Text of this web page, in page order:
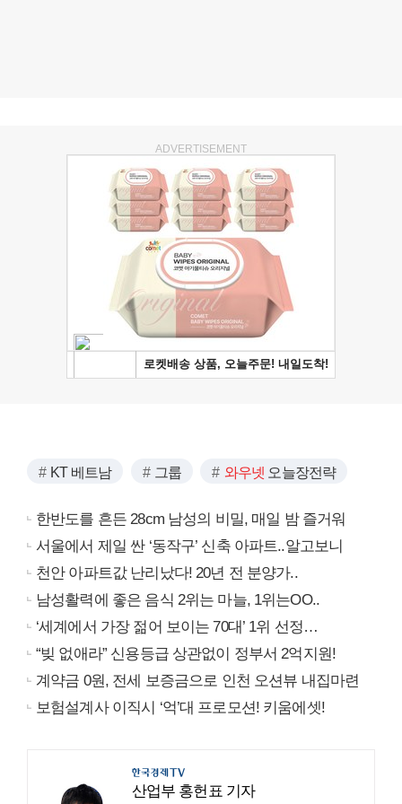
ADVERTISEMENT
KT 베트남 그룹 와우넷 오늘장전략
한반도를 흔든 28cm 남성의 비밀, 매일 밤 즐거워
서울에서 제일 싼 ‘동작구’ 신축 아파트..알고보니
천안 아파트값 난리났다! 20년 전 분양가..
남성활력에 좋은 음식 2위는 마늘, 1위는OO..
‘세계에서 가장 젊어 보이는 70대’ 1위 선정…
“빚 없애라” 신용등급 상관없이 정부서 2억지원!
계약금 0원, 전세 보증금으로 인천 오션뷰 내집마련
보험설계사 이직시 ‘억’대 프로모션! 키움에셋!
산업부 홍헌표 기자